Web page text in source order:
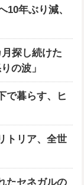
10年ぶり減、
探し続けた
の波」
で暮らす、ヒ
トリア、全世
たセネガルの